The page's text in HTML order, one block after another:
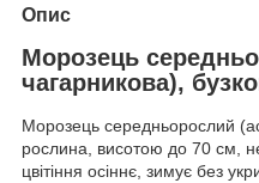
Опис
Морозець
чагарникова),
Морозець середньорослий
рослина, висотою до 70 см,
цвітіння осіннє, зимує без